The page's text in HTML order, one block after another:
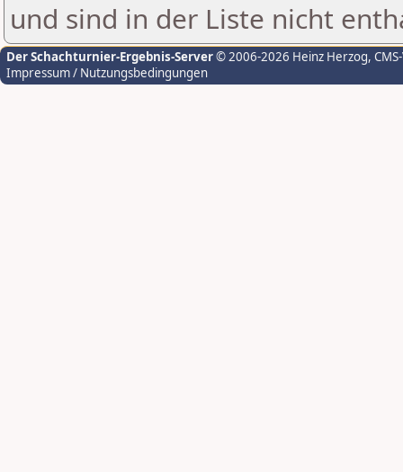
und sind in der Liste nicht
Der Schachturnier-Ergebnis-Server© 2006-2026 Heinz Herzog,
Impressum / Nutzungsbedingungen